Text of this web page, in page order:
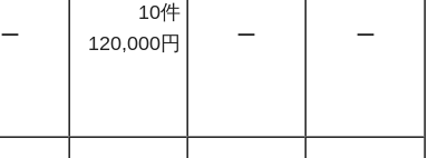
ー
10件
120,000円
ー ー